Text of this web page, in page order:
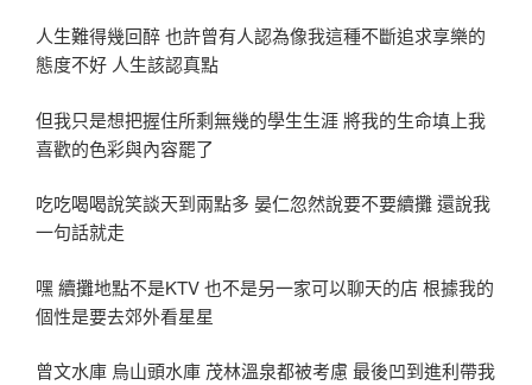
人生難得幾回醉 也許曾有人認為像我這種不斷追求享樂的
態度不好 人生該認真點
但我只是想把握住所剩無幾的學生生涯 將我的生命填上我
喜歡的色彩與內容罷了
吃吃喝喝說笑談天到兩點多 晏仁忽然說要不要續攤 還說我
一句話就走
嘿 續攤地點不是KTV 也不是另一家可以聊天的店 根據我的
個性是要去郊外看星星
曾文水庫 烏山頭水庫 茂林溫泉都被考慮 最後凹到進利帶我